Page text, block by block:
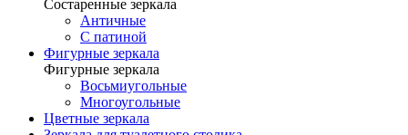
Состаренные зеркала
Античные
С патиной
Фигурные зеркала
Фигурные зеркала
Восьмиугольные
Многоугольные
Цветные зеркала